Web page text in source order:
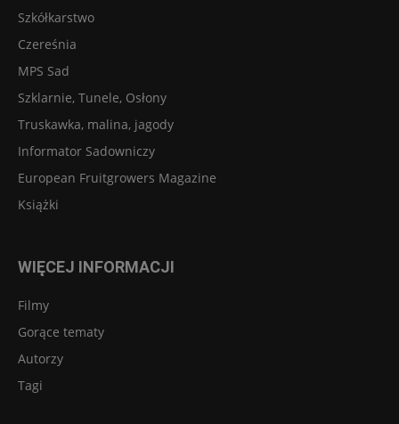
Szkółkarstwo
Czereśnia
MPS Sad
Szklarnie, Tunele, Osłony
Truskawka, malina, jagody
Informator Sadowniczy
European Fruitgrowers Magazine
Książki
WIĘCEJ INFORMACJI
Filmy
Gorące tematy
Autorzy
Tagi